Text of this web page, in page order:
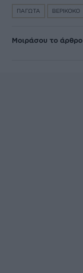
ΠΑΓΩΤΑ ΒΕΡΙΚΟΚΟ
Μοιράσου το άρθρο